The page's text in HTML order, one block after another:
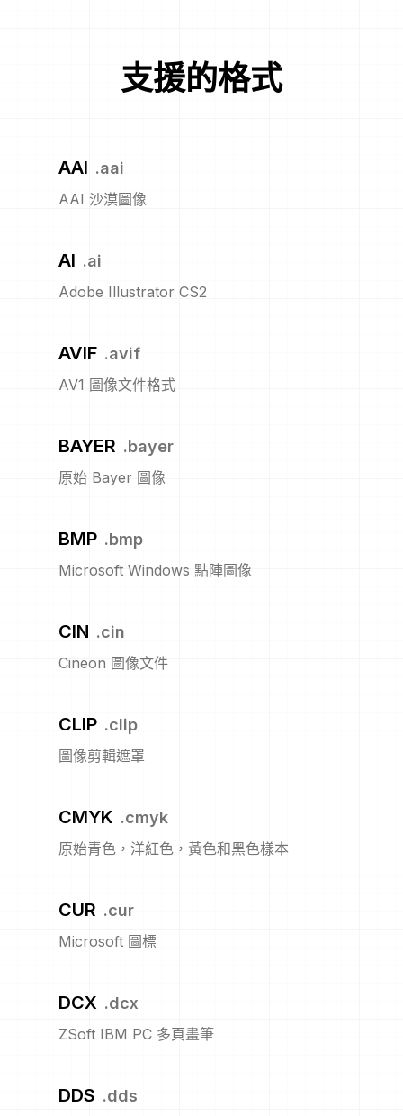
支援的格式
AAI .aai
AAI 沙漠圖像
AI .ai
Adobe Illustrator CS2
AVIF .avif
AV1 圖像文件格式
BAYER .bayer
原始 Bayer 圖像
BMP .bmp
Microsoft Windows 點陣圖像
CIN .cin
Cineon 圖像文件
CLIP .clip
圖像剪輯遮罩
CMYK .cmyk
原始青色，洋紅色，黃色和黑色樣本
CUR .cur
Microsoft 圖標
DCX .dcx
ZSoft IBM PC 多頁畫筆
DDS .dds